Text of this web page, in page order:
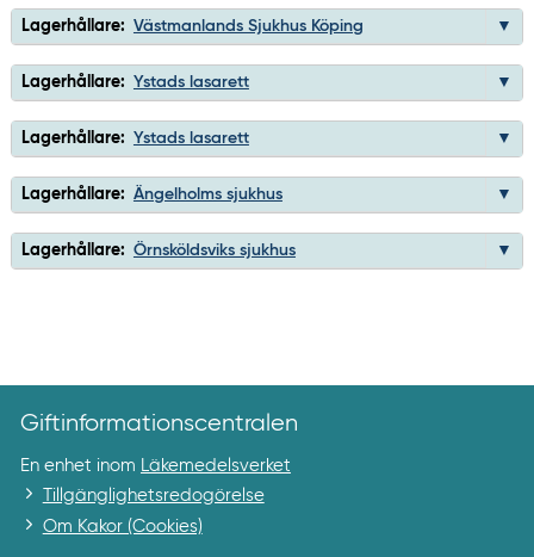
Lagerhållare: Västmanlands Sjukhus Köping
Lagerhållare: Ystads lasarett
Lagerhållare: Ystads lasarett
Lagerhållare: Ängelholms sjukhus
Lagerhållare: Örnsköldsviks sjukhus
Giftinformationscentralen
En enhet inom
Läkemedelsverket
Tillgänglighetsredogörelse
Om Kakor (Cookies)